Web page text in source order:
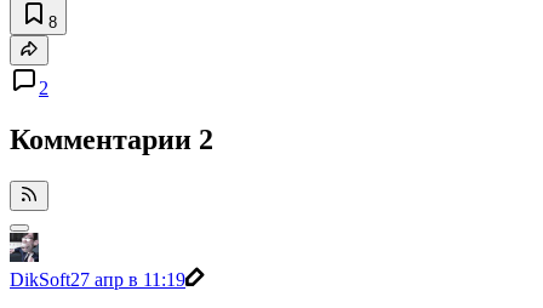
8
2
Комментарии 2
DikSoft27 апр в 11:19